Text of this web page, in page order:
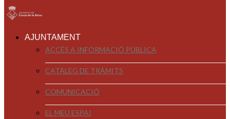
AJUNTAMENT
ACCÉS A INFORMACIÓ PÚBLICA
CATÀLEG DE TRÀMITS
COMUNICACIÓ
EL MEU ESPAI